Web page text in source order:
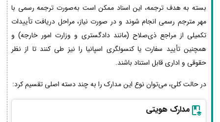
بسته به هدف ترجمه، این اسناد ممکن است به‌صورت ترجمه رسمی با
مهر مترجم رسمی انجام شوند و در صورت نیاز، مراحل دریافت تأییدات
تکمیلی از مراجع ذی‌صلاح (مانند دادگستری و وزارت امور خارجه) و
همچنین تأیید سفارت یا کنسولگری اسپانیا را نیز طی کنند تا از نظر
حقوقی و اداری قابل استناد باشند.
در حالت کلی، می‌توان نوع این مدارک را به چند دسته اصلی تقسیم کرد:
مدارک هویتی